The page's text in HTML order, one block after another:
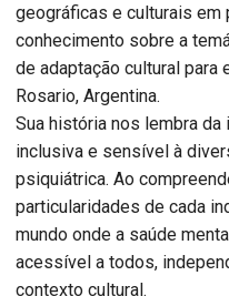
geográficas e culturais em
conhecimento sobre a
de adaptação cultural para
Rosario, Argentina.
Sua história nos lembra
inclusiva e sensível à
psiquiátrica. Ao
particularidades de cada
mundo onde a saúde
acessível a todos,
contexto cultural.